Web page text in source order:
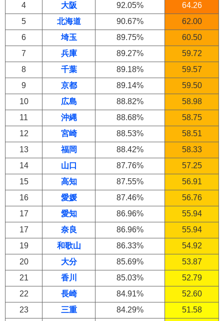
4
大阪 92.05%
64.26
5
北海道 90.67%
62.00
6
埼玉 89.75%
60.50
7
兵庫 89.27%
59.72
8
千葉 89.18%
59.57
9
京都 89.14%
59.50
10
広島 88.82%
58.98
11
沖縄 88.68%
58.75
12
宮崎 88.53%
58.51
13
福岡 88.42%
58.33
14
山口 87.76%
57.25
15
高知 87.55%
56.91
16
愛媛 87.46%
56.76
17
愛知 86.96%
55.94
17
奈良 86.96%
55.94
19
和歌山 86.33%
54.92
20
大分 85.69%
53.87
21
香川 85.03%
52.79
22
長崎 84.91%
52.60
23
三重 84.29%
51.58